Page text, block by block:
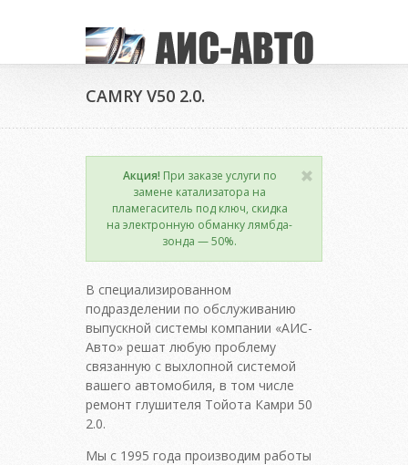
CAMRY V50 2.0.
Акция! При заказе услуги по
замене катализатора на
пламегаситель под ключ, скидка
на электронную обманку лямбда-
зонда — 50%.
В специализированном
подразделении по обслуживанию
выпускной системы компании «АИС-
Авто» решат любую проблему
связанную с выхлопной системой
вашего автомобиля, в том числе
ремонт глушителя Тойота Камри 50
2.0.
Мы с 1995 года производим работы